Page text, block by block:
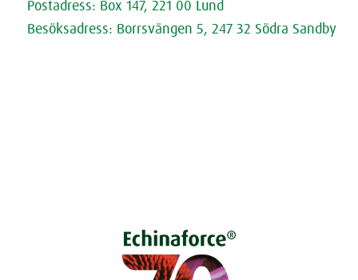
Postadress: Box 147, 221 00 Lund
Besöksadress: Borrsvängen 5, 247 32 Södra Sandby